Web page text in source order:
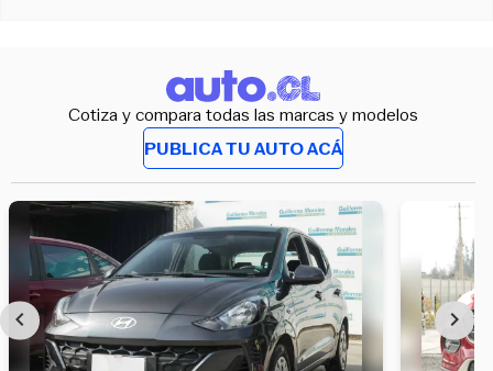
Cotiza y compara todas las marcas y modelos
PUBLICA TU AUTO ACÁ